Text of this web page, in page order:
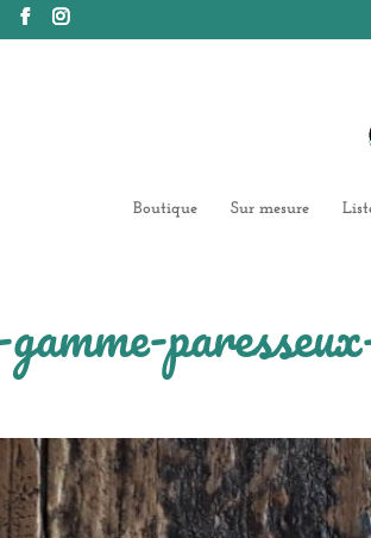
Boutique Sur mesure